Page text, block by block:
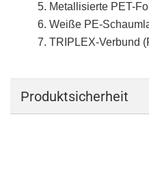
5. Metallisierte PET-
6. Weiße PE-
7. TRIPLEX-Verbund
Produktsicherheit